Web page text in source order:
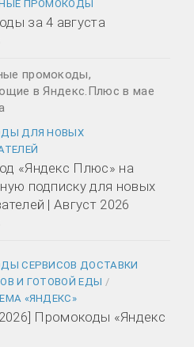
ПРОМОКОДЫ
за 4 августа
ДЛЯ НОВЫХ
«Яндекс Плюс» на
подписку для новых
| Август 2026
СЕРВИСОВ ДОСТАВКИ
И ГОТОВОЙ ЕДЫ /
«ЯНДЕКС»
Промокоды «Яндекс